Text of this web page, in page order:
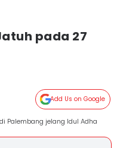
pada 27
Add Us on Google
Palembang jelang Idul Adha